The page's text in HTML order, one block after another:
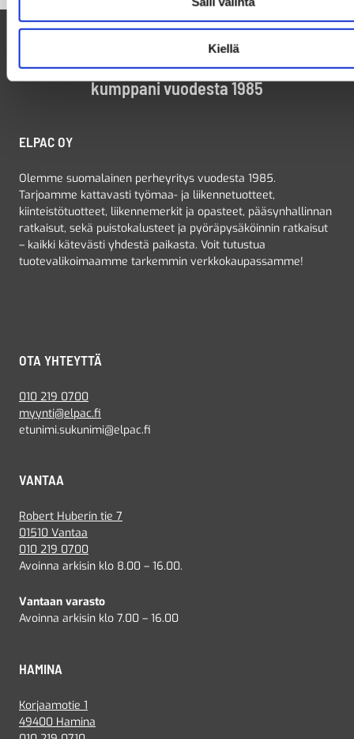
Kiellä
Suomalainen perheyritys ja luotettava
kumppani vuodesta 1985
ELPAC OY
Olemme suomalainen perheyritys vuodesta 1985.
Tarjoamme kattavasti työmaa- ja liikennetuotteet,
kiinteistötuotteet, liikennemerkit ja opasteet, pääsynhallinnan
ratkaisut, sekä puistokalusteet ja pyöräpysäköinnin ratkaisut
– kaikki kätevästi yhdestä paikasta. Voit tutustua
tuotevalikoimaamme tarkemmin verkkokaupassamme!
OTA YHTEYTTÄ
010 219 0700
myynti@elpac.fi
etunimi.sukunimi@elpac.fi
VANTAA
Robert Huberin tie 7
01510 Vantaa
010 219 0700
Avoinna arkisin klo 8.00 – 16.00.
Vantaan varasto
Avoinna arkisin klo 7.00 – 16.00
HAMINA
Korjaamotie 1
49400 Hamina